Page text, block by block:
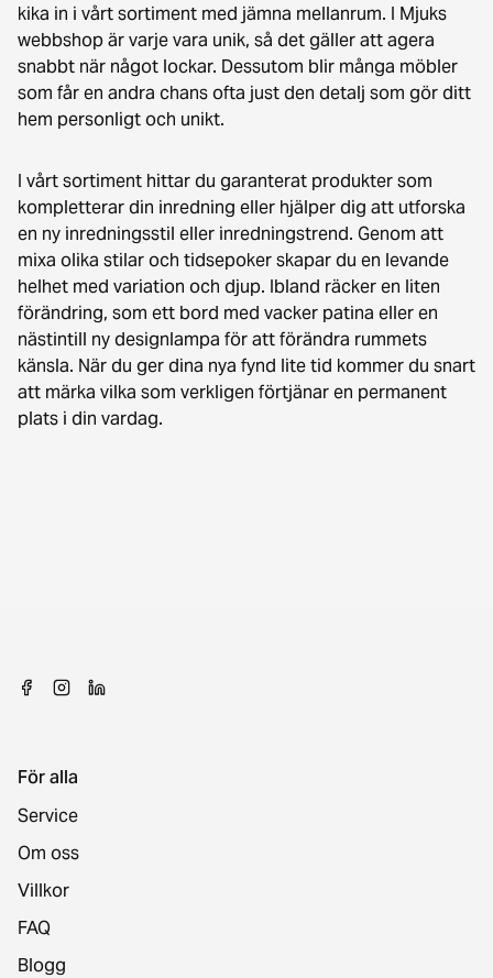
kika in i vårt sortiment med jämna mellanrum. I Mjuks
webbshop är varje vara unik, så det gäller att agera
snabbt när något lockar. Dessutom blir många möbler
som får en andra chans ofta just den detalj som gör ditt
hem personligt och unikt.
I vårt sortiment hittar du garanterat produkter som
kompletterar din inredning eller hjälper dig att utforska
en ny inredningsstil eller inredningstrend. Genom att
mixa olika stilar och tidsepoker skapar du en levande
helhet med variation och djup. Ibland räcker en liten
förändring, som ett bord med vacker patina eller en
nästintill ny designlampa för att förändra rummets
känsla. När du ger dina nya fynd lite tid kommer du snart
att märka vilka som verkligen förtjänar en permanent
plats i din vardag.
För alla
Service
Om oss
Villkor
FAQ
Blogg